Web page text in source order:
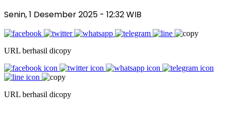
Senin, 1 Desember 2025 - 12:32 WIB
URL berhasil dicopy
URL berhasil dicopy